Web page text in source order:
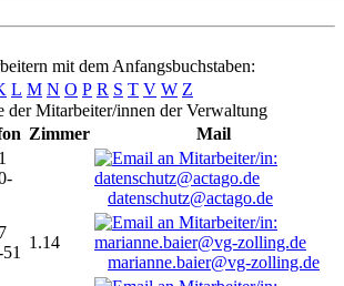
mit dem Anfangsbuchstaben:
L M N O P R S T V W Z
der Mitarbeiter/innen der Verwaltung
Zimmer
Mail
datenschutz@actago.de
1.14
marianne.baier@vg-zolling.de